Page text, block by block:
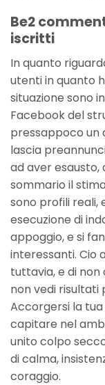
Be2
iscritti
In quanto
utenti in quanto
situazione sono
Facebook del
pressappoco un
lascia
ad aver esausto,
sommario il
sono profili reali,
esecuzione di
appoggio, e si
interessanti. Cio
tuttavia, e di
non vedi risultati
Accorgersi la
capitare nel
unito colpo
di calma,
coraggio.